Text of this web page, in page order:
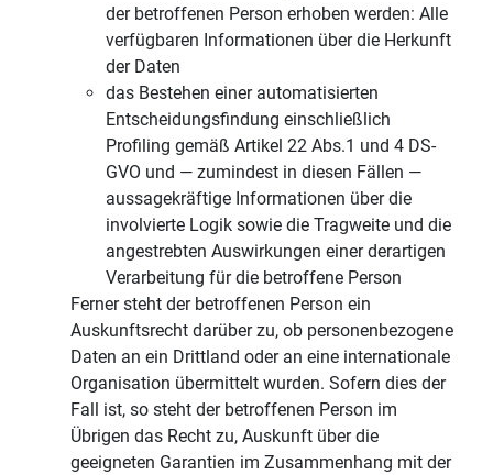
der betroffenen Person erhoben werden: Alle
verfügbaren Informationen über die Herkunft
der Daten
das Bestehen einer automatisierten
Entscheidungsfindung einschließlich
Profiling gemäß Artikel 22 Abs.1 und 4 DS-
GVO und — zumindest in diesen Fällen —
aussagekräftige Informationen über die
involvierte Logik sowie die Tragweite und die
angestrebten Auswirkungen einer derartigen
Verarbeitung für die betroffene Person
Ferner steht der betroffenen Person ein
Auskunftsrecht darüber zu, ob personenbezogene
Daten an ein Drittland oder an eine internationale
Organisation übermittelt wurden. Sofern dies der
Fall ist, so steht der betroffenen Person im
Übrigen das Recht zu, Auskunft über die
geeigneten Garantien im Zusammenhang mit der